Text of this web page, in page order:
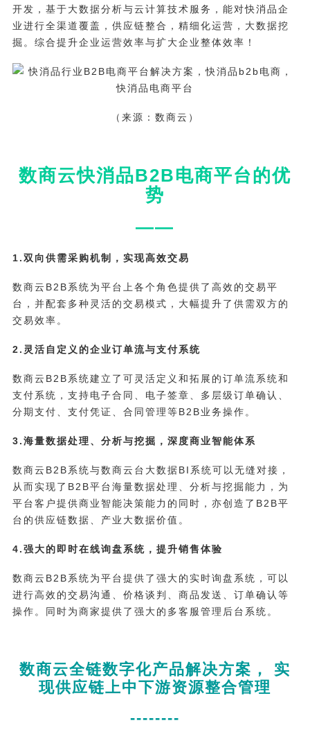
开发，基于大数据分析与云计算技术服务，能对快消品企
业进行全渠道覆盖，供应链整合，精细化运营，大数据挖
掘。综合提升企业运营效率与扩大企业整体效率！
（来源：数商云）
数商云快消品B2B电商平台的优
势
——
1.双向供需采购机制，实现高效交易
数商云B2B系统为平台上各个角色提供了高效的交易平
台，并配套多种灵活的交易模式，大幅提升了供需双方的
交易效率。
2.灵活自定义的企业订单流与支付系统
数商云B2B系统建立了可灵活定义和拓展的订单流系统和
支付系统，支持电子合同、电子签章、多层级订单确认、
分期支付、支付凭证、合同管理等B2B业务操作。
3.海量数据处理、分析与挖掘，深度商业智能体系
数商云B2B系统与数商云台大数据BI系统可以无缝对接，
从而实现了B2B平台海量数据处理、分析与挖掘能力，为
平台客户提供商业智能决策能力的同时，亦创造了B2B平
台的供应链数据、产业大数据价值。
4.强大的即时在线询盘系统，提升销售体验
数商云B2B系统为平台提供了强大的实时询盘系统，可以
进行高效的交易沟通、价格谈判、商品发送、订单确认等
操作。同时为商家提供了强大的多客服管理后台系统。
数商云全链数字化产品解决方案， 实
现供应链上中下游资源整合管理
--------